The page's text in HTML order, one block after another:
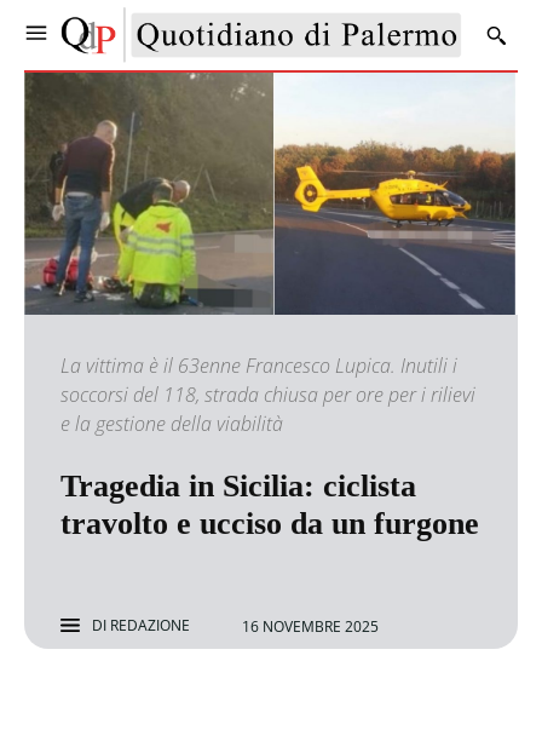
La vittima è il 63enne Francesco Lupica. Inutili i
soccorsi del 118, strada chiusa per ore per i rilievi
e la gestione della viabilità
Tragedia in Sicilia: ciclista
travolto e ucciso da un furgone
DI REDAZIONE 16 NOVEMBRE 2025